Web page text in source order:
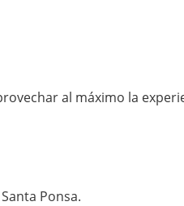
al máximo la
Ponsa.